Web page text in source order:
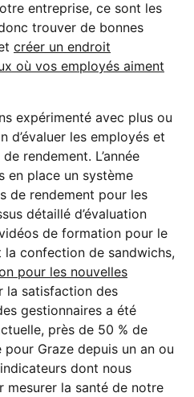
entreprise, ce sont les
trouver de bonnes
créer un endroit
où vos employés aiment
expérimenté avec plus ou
d’évaluer les employés et
rendement. L’année
en place un système
de rendement pour les
détaillé d’évaluation
de formation pour le
confection de sandwichs,
pour les nouvelles
la satisfaction des
gestionnaires a été
près de 50 % de
Graze depuis un an ou
indicateurs dont nous
mesurer la santé de notre